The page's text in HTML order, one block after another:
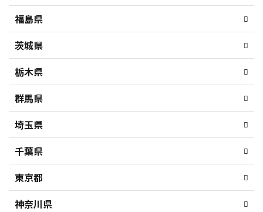
福島県
茨城県
栃木県
群馬県
埼玉県
千葉県
東京都
神奈川県